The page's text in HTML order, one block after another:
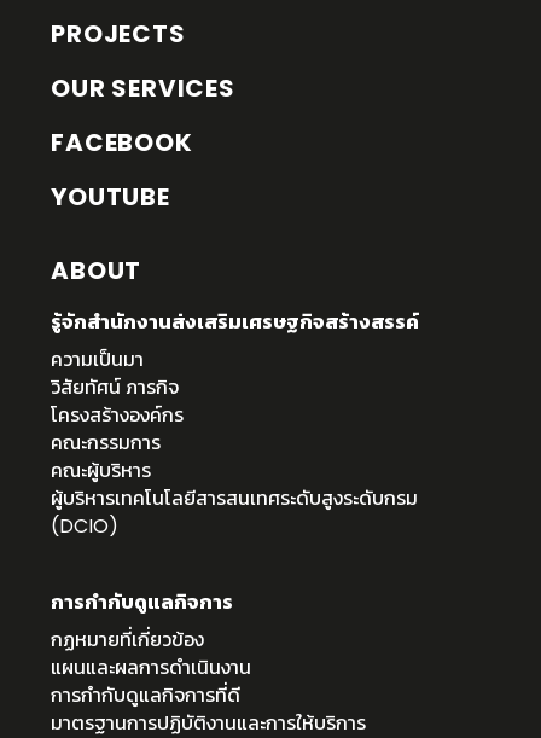
PROJECTS
OUR SERVICES
FACEBOOK
YOUTUBE
ABOUT
รู้จักสำนักงานส่งเสริมเศรษฐกิจสร้างสรรค์
ความเป็นมา
วิสัยทัศน์ ภารกิจ
โครงสร้างองค์กร
คณะกรรมการ
คณะผู้บริหาร
ผู้บริหารเทคโนโลยีสารสนเทศระดับสูงระดับกรม
(DCIO)
การกำกับดูแลกิจการ
กฏหมายที่เกี่ยวข้อง
แผนและผลการดำเนินงาน
การกำกับดูแลกิจการที่ดี
มาตรฐานการปฏิบัติงานและการให้บริการ